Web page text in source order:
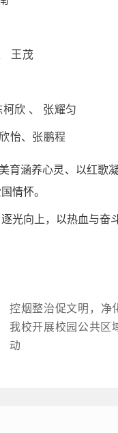
王茂
欣 、 张耀匀
怡、张鹏程
涵养心灵、以红歌
情怀。
光向上，以热血与奋
控烟整治促文明，
我校开展校园公共区
动